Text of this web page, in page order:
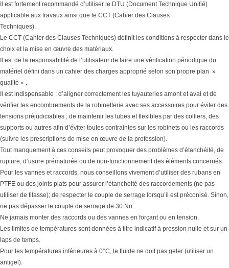
Il est fortement recommandé d’utiliser le DTU (Document Technique Unifié)
applicable aux travaux ainsi que le CCT (Cahier des Clauses
Techniques).
Le CCT (Cahier des Clauses Techniques) définit les conditions à respecter dans le
choix et la mise en œuvre des matériaux.
Il est de la responsabilité de l’utilisateur de faire une vérification périodique du
matériel défini dans un cahier des charges approprié selon son propre plan »
qualité « .
Il est indispensable : d’aligner correctement les tuyauteries amont et aval et de
vérifier les encombrements de la robinetterie avec ses accessoires pour éviter des
tensions préjudiciables ; de maintenir les tubes et flexibles par des colliers, des
supports ou autres afin d’éviter toutes contraintes sur les robinets ou les raccords
(suivre les prescriptions de mise en œuvre de la profession).
Tout manquement à ces conseils peut provoquer des problèmes d’étanchéité, de
rupture, d’usure prématurée ou de non-fonctionnement des éléments concernés.
Pour les vannes et raccords, nous conseillons vivement d’utiliser des rubans en
PTFE ou des joints plats pour assurer l’étanchéité des raccordements (ne pas
utiliser de filasse); de respecter le couple de serrage lorsqu’il est préconisé. Sinon,
ne pas dépasser le couple de serrage de 30 Nn.
Ne jamais monter des raccords ou des vannes en forçant ou en tension.
Les limites de températures sont données à titre indicatif à pression nulle et sur un
laps de temps.
Pour les températures inférieures à 0°C, le fluide ne doit pas geler (utiliser un
antigel).